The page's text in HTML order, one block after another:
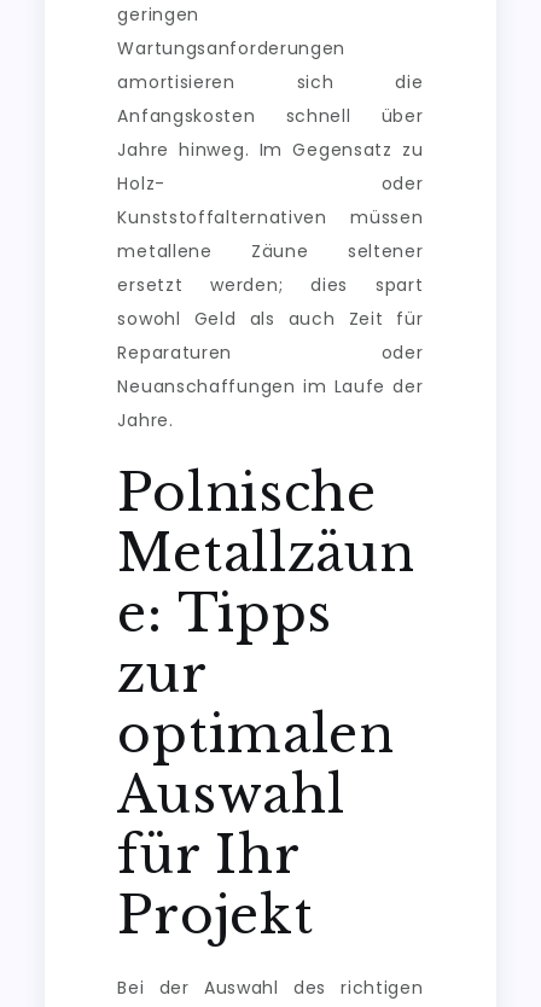
geringen
Wartungsanforderungen
amortisieren sich die
Anfangskosten schnell über
Jahre hinweg. Im Gegensatz zu
Holz- oder
Kunststoffalternativen müssen
metallene Zäune seltener
ersetzt werden; dies spart
sowohl Geld als auch Zeit für
Reparaturen oder
Neuanschaffungen im Laufe der
Jahre.
Polnische
Metallzäun
e: Tipps
zur
optimalen
Auswahl
für Ihr
Projekt
Bei der Auswahl des richtigen